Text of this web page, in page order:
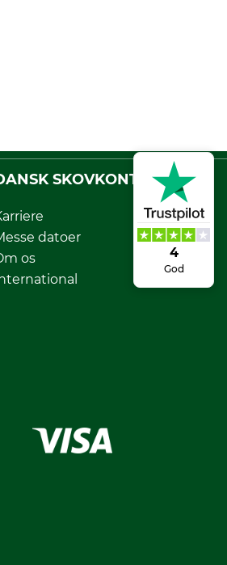
4
God
SKOVKONTOR
datoer
os